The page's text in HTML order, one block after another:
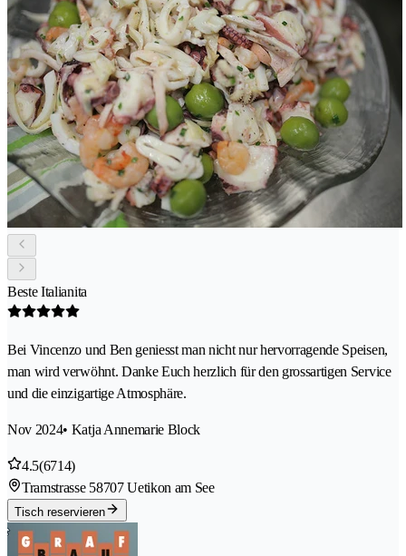
Beste Italianita
Bei Vincenzo und Ben geniesst man nicht nur hervorragende Speisen,
man wird verwöhnt. Danke Euch herzlich für den grossartigen Service
und die einzigartige Atmosphäre.
Nov 2024• Katja Annemarie Block
4.5(6714)
Tramstrasse 58707 Uetikon am See
Tisch reservieren